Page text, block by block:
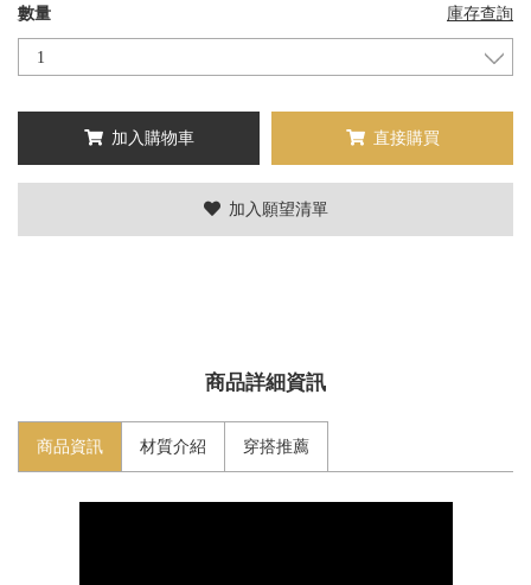
數量 庫存查詢
加入購物車 直接購買
加入願望清單
商品詳細資訊
商品資訊 材質介紹 穿搭推薦